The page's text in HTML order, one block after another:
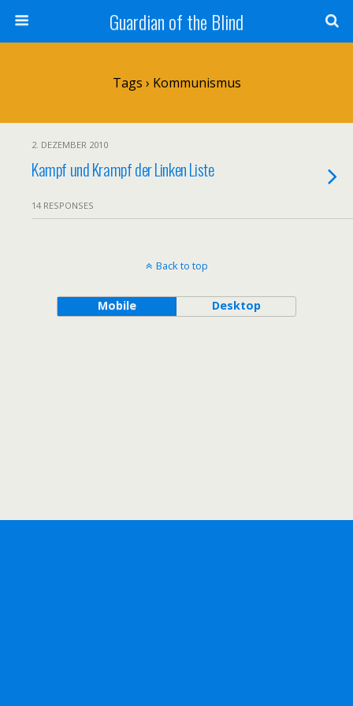
Guardian of the Blind
Tags › Kommunismus
2. DEZEMBER 2010
Kampf und Krampf der Linken Liste
14 RESPONSES
Back to top
Mobile Desktop